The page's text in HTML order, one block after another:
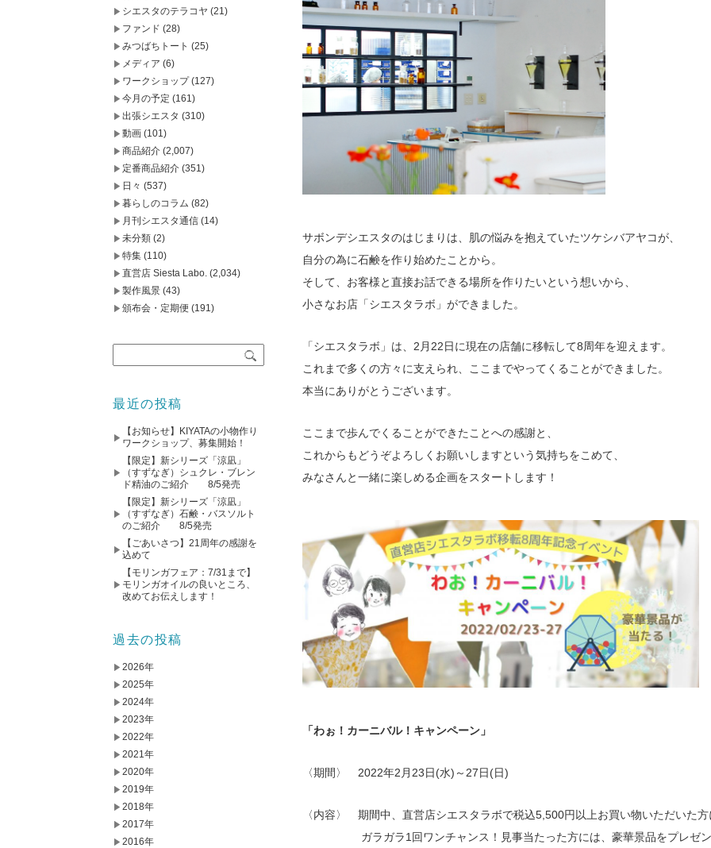
サボンデシエスタのはじまりは、肌の悩みを抱えていたツケシバアヤコが、
自分の為に石鹸を作り始めたことから。
そして、お客様と直接お話できる場所を作りたいという想いから、
小さなお店「シエスタラボ」ができました。
「シエスタラボ」は、2月22日に現在の店舗に移転して8周年を迎えます。
これまで多くの方々に支えられ、ここまでやってくることができました。
本当にありがとうございます。
ここまで歩んでくることができたことへの感謝と、
これからもどうぞよろしくお願いしますという気持ちをこめて、
みなさんと一緒に楽しめる企画をスタートします！
「わぉ！カーニバル！キャンペーン」
〈期間〉 2022年2月23日(水)～27日(日)
〈内容〉 期間中、直営店シエスタラボで税込5,500円以上お買い物いただいた方
ガラガラ1回ワンチャンス！見事当たった方には、豪華景品をプレゼン
シエスタのテラコヤ (21)
ファンド (28)
みつばちトート (25)
メディア (6)
ワークショップ(127)
今月の予定 (161)
出張シエスタ (310)
動画 (101)
商品紹介 (2,007)
定番商品紹介 (351)
日々 (537)
暮らしのコラム (82)
月刊シエスタ通信 (14)
未分類 (2)
特集 (110)
直営店 Siesta Labo. (2,034)
製作風景 (43)
頒布会・定期便 (191)
最近の投稿
【お知らせ】KIYATAの小物作り
ワークショップ、募集開始！
【限定】新シリーズ「涼凪」
（すずなぎ）シュクレ・ブレン
ド精油のご紹介 8/5発売
【限定】新シリーズ「涼凪」
（すずなぎ）石鹸・バスソルト
のご紹介 8/5発売
【ごあいさつ】21周年の感謝を
込めて
【モリンガフェア：7/31まで】
モリンガオイルの良いところ、
改めてお伝えします！
過去の投稿
2026年
2025年
2024年
2023年
2022年
2021年
2020年
2019年
2018年
2017年
2016年